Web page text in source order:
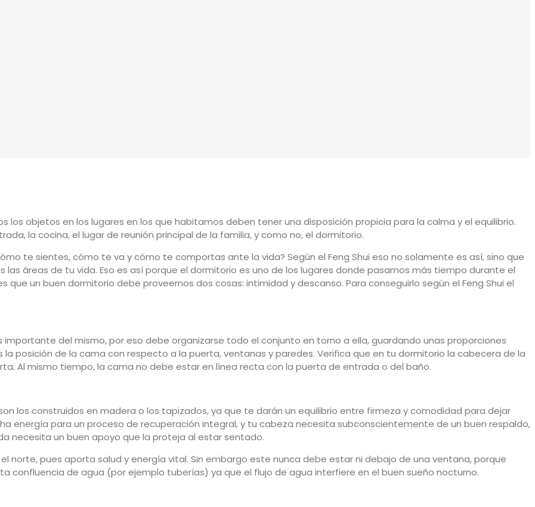
los objetos en los lugares en los que habitamos deben tener una disposición propicia para la calma y el equilibrio.
la cocina, el lugar de reunión principal de la familia, y como no, el dormitorio.
te sientes, cómo te va y cómo te comportas ante la vida? Según el Feng Shui eso no solamente es así, sino que
áreas de tu vida. Eso es así porque el dormitorio es uno de los lugares donde pasamos más tiempo durante el
un buen dormitorio debe proveernos dos cosas: intimidad y descanso. Para conseguirlo según el Feng Shui el
del mismo, por eso debe organizarse todo el conjunto en torno a ella, guardando unas proporciones
posición de la cama con respecto a la puerta, ventanas y paredes. Verifica que en tu dormitorio la cabecera de la
Al mismo tiempo, la cama no debe estar en línea recta con la puerta de entrada o del baño.
los construidos en madera o los tapizados, ya que te darán un equilibrio entre firmeza y comodidad para dejar
energía para un proceso de recuperación integral, y tu cabeza necesita subconscientemente de un buen respaldo,
necesita un buen apoyo que la proteja al estar sentado.
norte, pues aporta salud y energía vital. Sin embargo este nunca debe estar ni debajo de una ventana, porque
confluencia de agua (por ejemplo tuberías) ya que el flujo de agua interfiere en el buen sueño nocturno.